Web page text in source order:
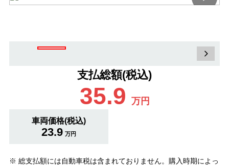
支払総額(税込)
35.9 万円
車両価格(税込)
23.9 万円
※ 総支払額には自動車税は含まれておりません。購入時期によっ